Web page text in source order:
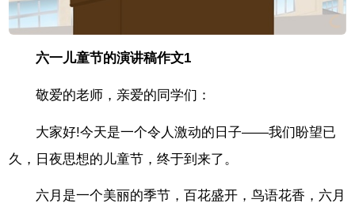
六一儿童节的演讲稿作文1
敬爱的老师，亲爱的同学们：
大家好!今天是一个令人激动的日子——我们盼望已
久，日夜思想的儿童节，终于到来了。
六月是一个美丽的季节，百花盛开，鸟语花香，六月